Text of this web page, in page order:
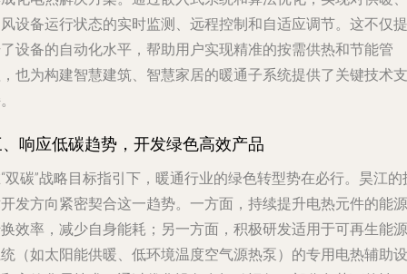
设备运行状态的实时监测、远程控制和自适应调节。这不仅提
设备的自动化水平，帮助用户实现精准的按需供热和节能管
也为构建智慧建筑、智慧家居的暖通子系统提供了关键技术支
响应低碳趋势，开发绿色高效产品
双碳”战略目标指引下，暖通行业的绿色转型势在必行。昊江的
发方向紧密契合这一趋势。一方面，持续提升电热元件的能源
效率，减少自身能耗；另一方面，积极研发适用于可再生能源
（如太阳能供暖、低环境温度空气源热泵）的专用电热辅助设